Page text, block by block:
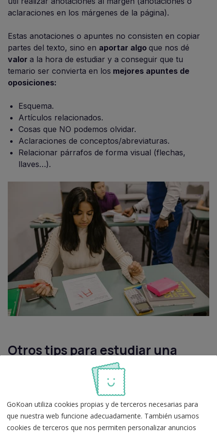
aclaraciones en los márgenes de la página).
Estas anotaciones o apuntes no consisten en copiar
partes del texto, sino en aportar algo que nos dé
valor a la hora de estudiar y a conseguir que tu
temario ser convierta en los mejores apuntes de
oposiciones:
Esquema.
Artículos relacionados.
Cosas que NO podemos olvidar.
Aclaraciones de conceptos/abreviaturas.
Relacionar párrafos de forma visual (flechas,
llaves…).
Otros tips para estudiar una
Dibujar mapas mentales
En tercer lugar, la técnica de estudio de losmapas
mentaleses muy útil; estos son diagramas visuales
GoKoan utiliza cookies propias y de terceros necesarias para
que nuestra web funcione adecuadamente. También usamos
cookies de terceros que nos permiten personalizar anuncios